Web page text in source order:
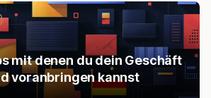
mit denen du dein Geschäft
voranbringen kannst